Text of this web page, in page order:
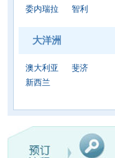
委内瑞拉
智利
大洋洲
澳大利亚 斐济
新西兰